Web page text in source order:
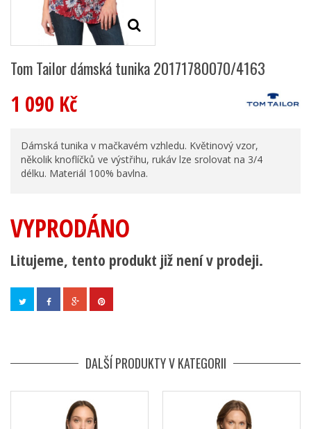
Tom Tailor dámská tunika 20171780070/4163
1 090 Kč
Dámská tunika v mačkavém vzhledu. Květinový vzor,
několik knoflíčků ve výstřihu, rukáv lze srolovat na 3/4
délku. Materiál 100% bavlna.
VYPRODÁNO
Litujeme, tento produkt již není v prodeji.
DALŠÍ PRODUKTY V KATEGORII